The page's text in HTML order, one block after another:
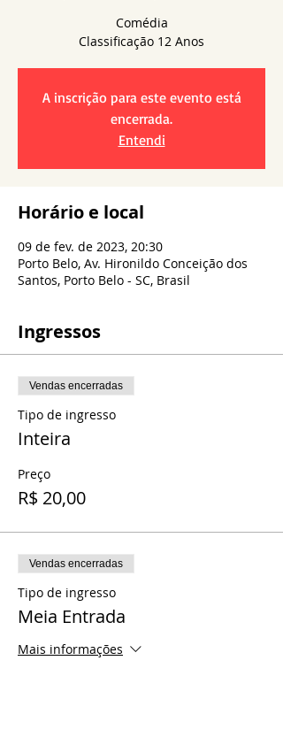
Comédia
A inscrição para este evento está
encerrada.
Entendi
Horário e local
09 de fev. de 2023, 20:30
Porto Belo, Av. Hironildo Conceição dos
Santos, Porto Belo - SC, Brasil
Ingressos
Vendas encerradas
Tipo de ingresso
Inteira
Preço
R$ 20,00
Vendas encerradas
Tipo de ingresso
Meia Entrada
Mais informações